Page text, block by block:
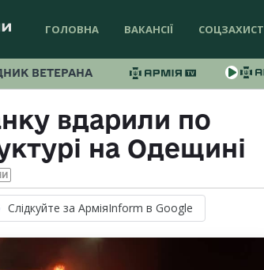
ГОЛОВНА ВАКАНСІЇ СОЦЗАХИСТ
ВЕТЕРАНА
вдарили по
на Одещині
Слідкуйте за АрміяInform в Google